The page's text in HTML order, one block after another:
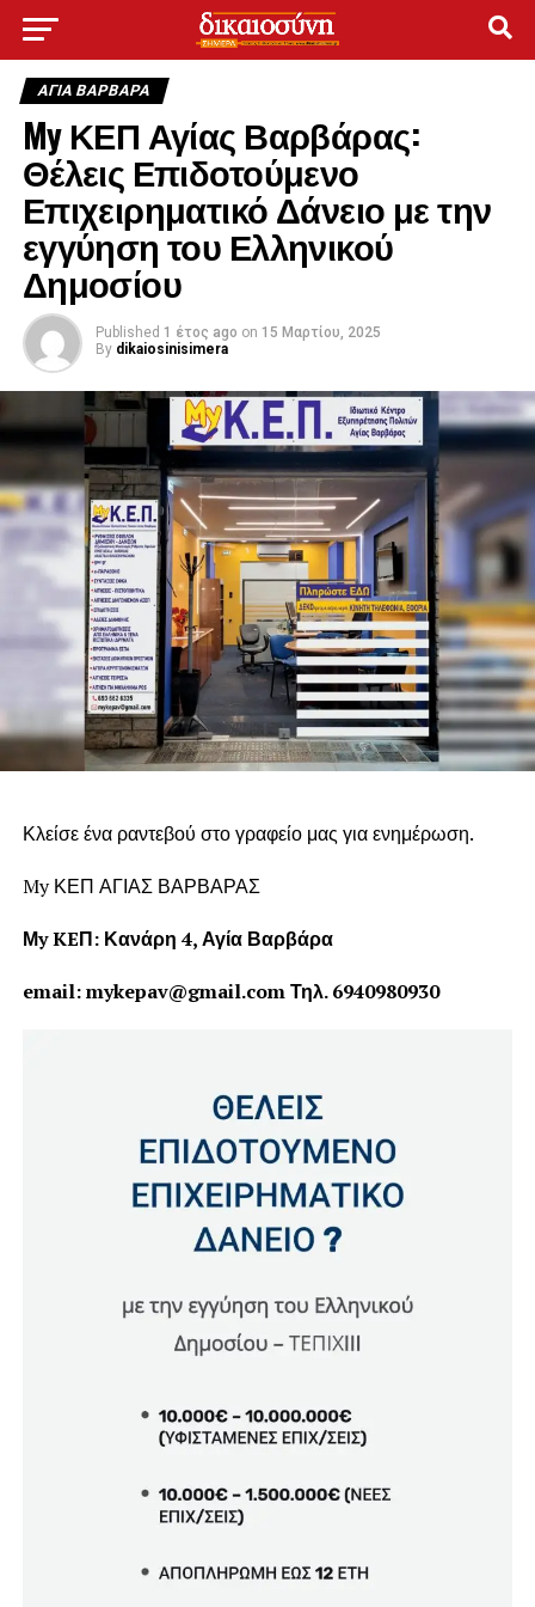
ΑΓΙΑ ΒΑΡΒΑΡΑ
My ΚΕΠ Αγίας Βαρβάρας:
Θέλεις Επιδοτούμενο
Επιχειρηματικό Δάνειο με την
εγγύηση του Ελληνικού
Δημοσίου
Published 1 έτος ago on 15 Μαρτίου, 2025
By dikaiosinisimera
Κλείσε ένα ραντεβού στο γραφείο μας για ενημέρωση.
My ΚΕΠ ΑΓΙΑΣ ΒΑΡΒΑΡΑΣ
Μy KEΠ: Κανάρη 4, Αγία Βαρβάρα
email: mykepav@gmail.com Τηλ. 6940980930